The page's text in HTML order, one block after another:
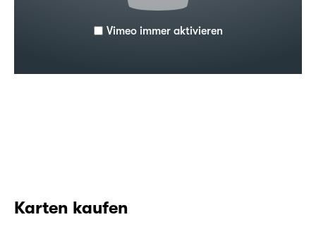
Vimeo immer aktivieren
Karten kaufen